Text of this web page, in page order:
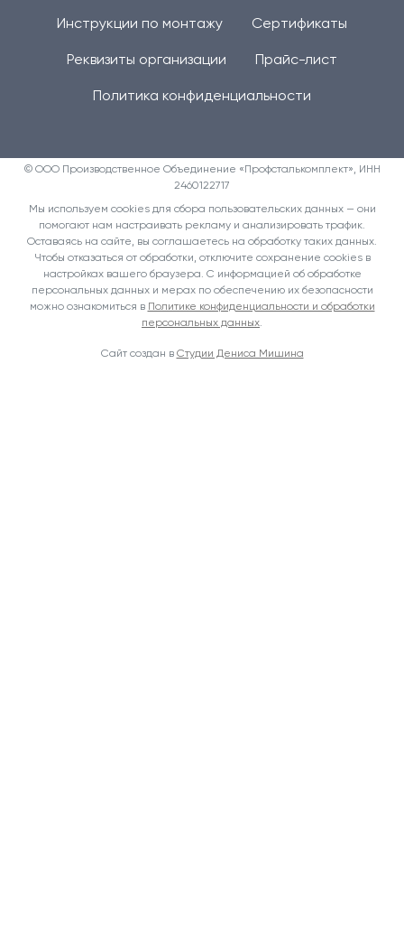
Инструкции по монтажу Сертификаты
Реквизиты организации Прайс-лист
Политика конфиденциальности
© ООО Производственное Объединение «Профсталькомплект», ИНН
2460122717
Мы используем cookies для сбора пользовательских данных — они
помогают нам настраивать рекламу и анализировать трафик.
Оставаясь на сайте, вы соглашаетесь на обработку таких данных.
Чтобы отказаться от обработки, отключите сохранение cookies в
настройках вашего браузера. С информацией об обработке
персональных данных и мерах по обеспечению их безопасности
можно ознакомиться в
Политике конфиденциальности и обработки
персональных данных.
Сайт создан в Студии Дениса Мишина